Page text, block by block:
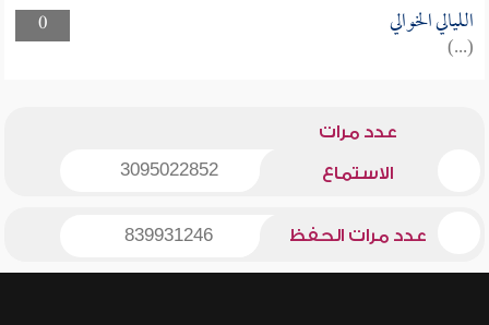
0
الليالي الخوالي
(...)
عدد مرات
الاستماع 3095022852
عدد مرات الحفظ 839931246